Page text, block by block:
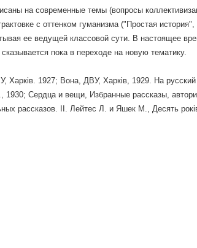
на современные темы (вопросы
с оттенком гуманизма ("Простая
ее ведущей классовой сути. В настоящее
пока в переходе на новую тематику.
Харкiв. 1927; Вона, ДВУ, Харків, 1929. На
Сердца и вещи, Избранные рассказы,
рассказов. II. Лейтес Л. и Яшек М., Десять років